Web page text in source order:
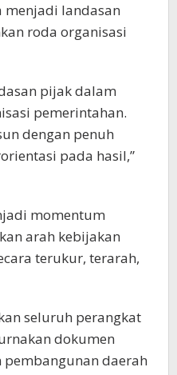
menjadi landasan
roda organisasi
pijak dalam
pemerintahan.
dengan penuh
pada hasil,”
momentum
arah kebijakan
terukur, terarah,
seluruh perangkat
dokumen
pembangunan daerah